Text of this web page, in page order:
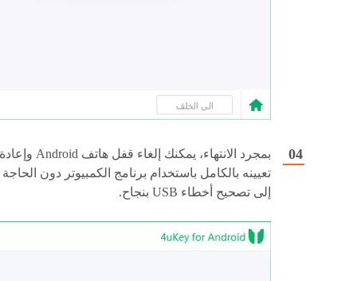
بمجرد الانتهاء، يمكنك إلغاء قفل هاتف Android وإعادة
تعيينه بالكامل باستخدام برنامج الكمبيوتر دون الحاجة
إلى تصحيح أخطاء USB بنجاح.